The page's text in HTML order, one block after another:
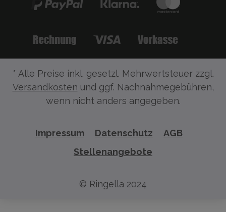
* Alle Preise inkl. gesetzl. Mehrwertsteuer zzgl.
Versandkosten und ggf. Nachnahmegebühren,
wenn nicht anders angegeben.
Impressum Datenschutz
AGB
Stellenangebote
© Ringella 2024